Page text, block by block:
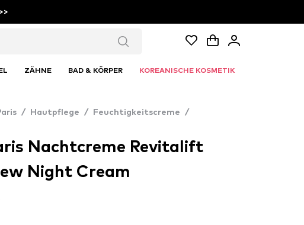
ZÄHNE BAD & KÖRPER KOREANISCHE KOSMETIK
/ Hautpflege / Feuchtigkeitscreme
/
Nachtcreme Revitalift
Night Cream